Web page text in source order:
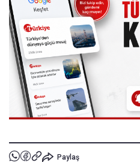
Paylaş